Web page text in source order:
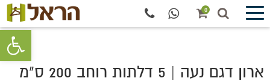
פתח
0
ארון דגם נעה | 5 דלתות רוחב 200 ס"מ